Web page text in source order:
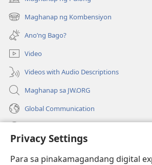
Privacy Settings
Para sa pinakamagandang digital
(may
bubukas
na
bagong
window)
Maghanap ng Kombensiyon
(may
bubukas
na
bagong
window)
Ano’ng Bago?
Video
Videos with Audio Descriptions
Maghanap sa JW.ORG
Global Communication
(may